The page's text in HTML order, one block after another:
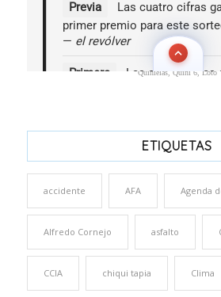
Quinielas, Quini 6, Loto
ETIQUETAS
accidente AFA Agenda
Alfredo Cornejo asfalto
CCIA chiqui tapia Clima